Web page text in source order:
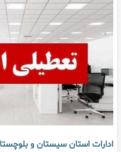
ادارات استان سیستان و